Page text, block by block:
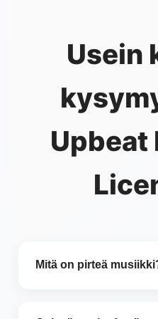
Usein
Upbeat
Mitä on pirteä